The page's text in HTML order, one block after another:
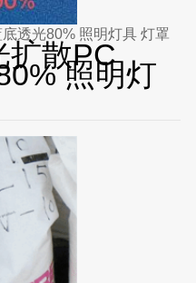
透光80% 照明灯具 灯罩
扩散PC
照明灯